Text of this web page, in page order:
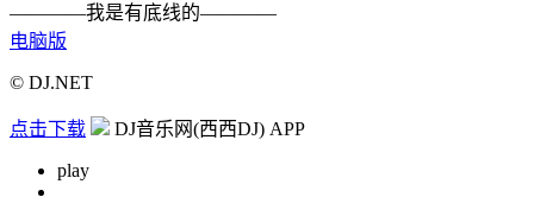
————我是有底线的————
电脑版
© DJ.NET
点击下载 DJ音乐网(西西DJ) APP
play